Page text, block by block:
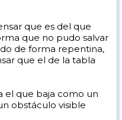
que es del que
que no pudo salvar
de forma repentina,
que el de la tabla
el que baja como un
obstáculo visible